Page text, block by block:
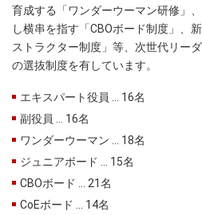
育成する「ワンダーウーマン研修」
し横串を指す「CBOボード制度」、
ストラクター制度」等、次世代リー
の選抜制度を有しています。
エキスパート役員 … 16名
副役員 … 16名
ワンダーウーマン … 18名
ジュニアボード … 15名
CBOボード … 21名
CoEボード … 14名